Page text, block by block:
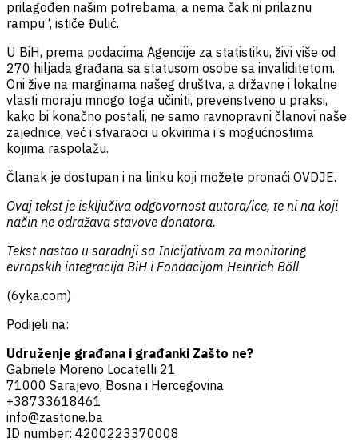
prilagođen našim potrebama, a nema čak ni prilaznu
rampu“, ističe Đulić.
U BiH, prema podacima Agencije za statistiku, živi više od
270 hiljada građana sa statusom osobe sa invaliditetom.
Oni žive na marginama našeg društva, a državne i lokalne
vlasti moraju mnogo toga učiniti, prevenstveno u praksi,
kako bi konačno postali, ne samo ravnopravni članovi naše
zajednice, već i stvaraoci u okvirima i s mogućnostima
kojima raspolažu.
Članak je dostupan i na linku koji možete pronaći OVDJE.
Ovaj tekst je isključiva odgovornost autora/ice, te ni na koji
način ne odražava stavove donatora.
Tekst nastao u saradnji sa Inicijativom za monitoring
evropskih integracija BiH i Fondacijom Heinrich Böll.
(6yka.com)
Podijeli na:
Udruženje građana i građanki Zašto ne?
Gabriele Moreno Locatelli 21
71000 Sarajevo, Bosna i Hercegovina
+38733618461
info@zastone.ba
ID number: 4200223370008